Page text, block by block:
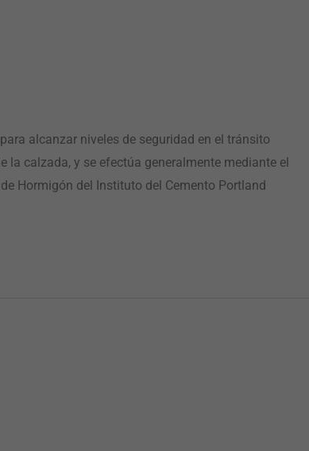
alcanzar niveles de seguridad en el tránsito
la calzada, y se efectúa generalmente mediante el
Hormigón del Instituto del Cemento Portland